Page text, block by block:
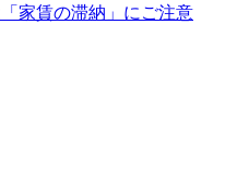
家賃の滞納」にご注意